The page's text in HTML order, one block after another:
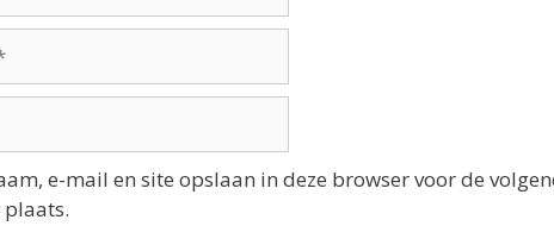
e-mail en site opslaan in deze browser voor de
plaats.